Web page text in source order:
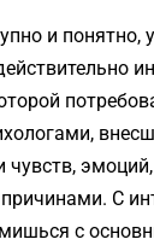
и понятно,
С
с